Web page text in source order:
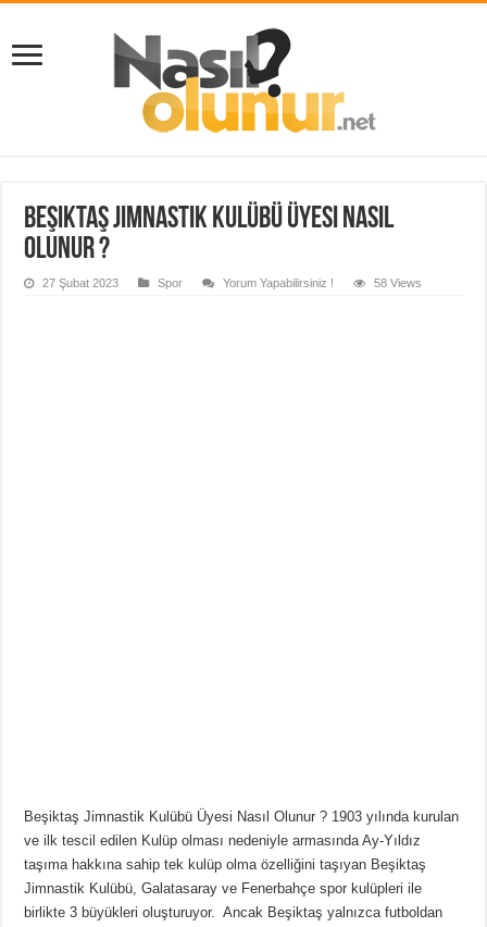
Beşiktaş Jimnastik Kulübü Üyesi Nasıl
Olunur ?
27 Şubat 2023 Spor Yorum Yapabilirsiniz ! 58 Views
Beşiktaş Jimnastik Kulübü Üyesi Nasıl Olunur ? 1903 yılında kurulan
ve ilk tescil edilen Kulüp olması nedeniyle armasında Ay-Yıldız
taşıma hakkına sahip tek kulüp olma özelliğini taşıyan Beşiktaş
Jimnastik Kulübü, Galatasaray ve Fenerbahçe spor kulüpleri ile
birlikte 3 büyükleri oluşturuyor. Ancak Beşiktaş yalnızca futboldan